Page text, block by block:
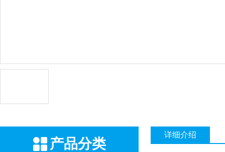
产品分类
详细介绍